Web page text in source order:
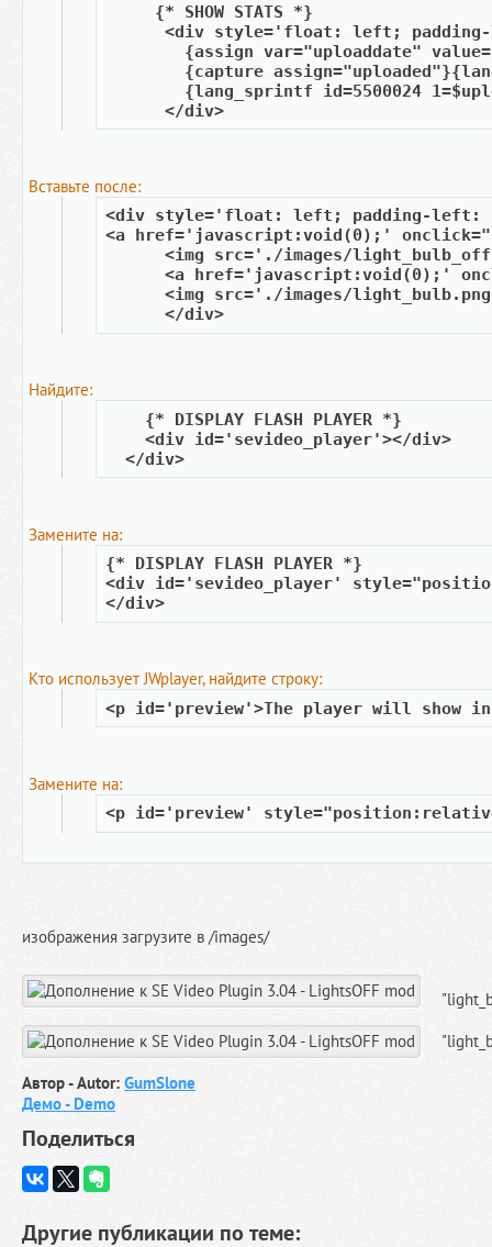
{* SHOW STATS *}
<div style='float: left; padding-
{assign var="uploaddate"
{capture
{lang_sprintf id=5500024
</div>
Вставьте после:
<div style='float: left; padding-left:
<a href='javascript:void(0);'
<img src='./images/
<a href='javascript:void(0);'
<img src='./images/
</div>
Найдите:
{* DISPLAY FLASH PLAYER *}
<div id='sevideo_player'></div>
</div>
Замените на:
{* DISPLAY FLASH PLAYER *}
<div id='sevideo_player'
</div>
Кто использует JWplayer, найдите строку:
<p id='preview'>The player will show
Замените на:
<p id='preview'
изображения загрузите в /images/
Автор - Autor: GumSlone
Демо - Demo
Поделиться
Другие публикации по теме: